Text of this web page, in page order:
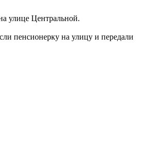
улице Центральной.
пенсионерку на улицу и передали